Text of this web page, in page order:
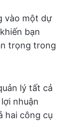
vào một dự
bạn
trọng trong
lý tất cả
nhuận
hai công cụ